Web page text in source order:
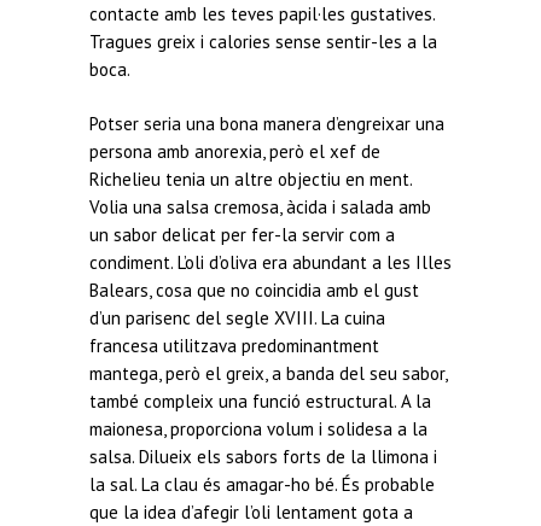
contacte amb les teves papil·les gustatives.
Tragues greix i calories sense sentir-les a la
boca.
Potser seria una bona manera d’engreixar una
persona amb anorexia, però el xef de
Richelieu tenia un altre objectiu en ment.
Volia una salsa cremosa, àcida i salada amb
un sabor delicat per fer-la servir com a
condiment. L’oli d’oliva era abundant a les Illes
Balears, cosa que no coincidia amb el gust
d’un parisenc del segle XVIII. La cuina
francesa utilitzava predominantment
mantega, però el greix, a banda del seu sabor,
també compleix una funció estructural. A la
maionesa, proporciona volum i solidesa a la
salsa. Dilueix els sabors forts de la llimona i
la sal. La clau és amagar-ho bé. És probable
que la idea d’afegir l’oli lentament gota a